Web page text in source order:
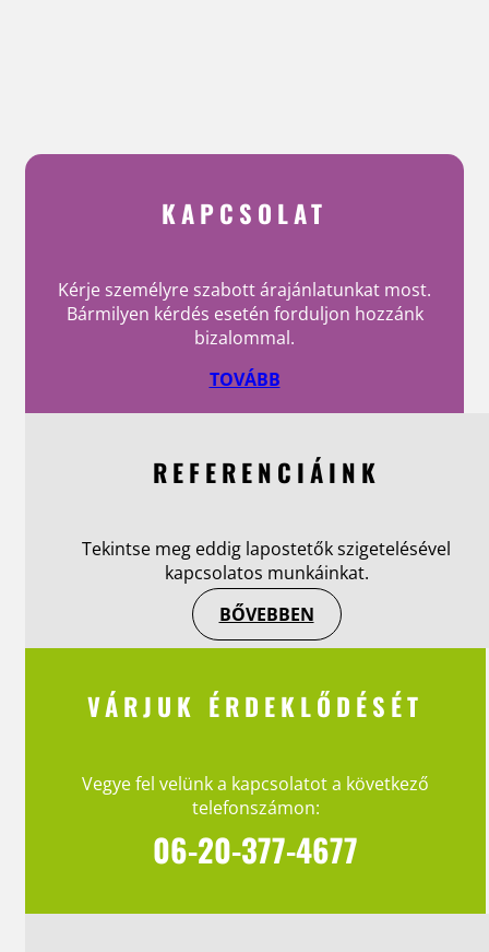
KAPCSOLAT
Kérje személyre szabott árajánlatunkat most.
Bármilyen kérdés esetén forduljon hozzánk
bizalommal.
TOVÁBB
REFERENCIÁINK
Tekintse meg eddig lapostetők szigetelésével
kapcsolatos munkáinkat.
BŐVEBBEN
VÁRJUK ÉRDEKLŐDÉSÉT
Vegye fel velünk a kapcsolatot a következő
telefonszámon:
06-20-377-4677